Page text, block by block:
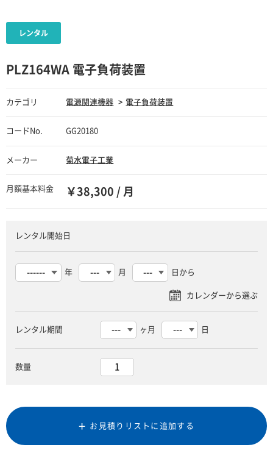
PLZ164WA 電子負荷装置
カテゴリ 電源関連機器 電子負荷装置
コードNo. GG20180
メーカー 菊水電子工業
月額基本料金 ￥38,300 / 月
レンタル開始日
年 月 日から
レンタル期間 ヶ月 日
数量
お見積りリストに追加する